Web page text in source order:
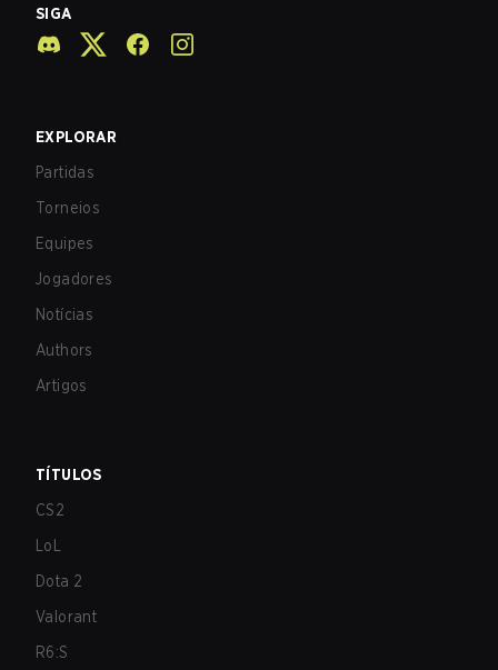
SIGA
EXPLORAR
Partidas
Torneios
Equipes
Jogadores
Notícias
Authors
Artigos
TÍTULOS
CS2
LoL
Dota 2
Valorant
R6:S